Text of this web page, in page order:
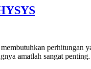
perhitungan
amatlah sangat